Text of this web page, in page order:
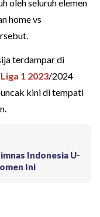
oleh seluruh elemen
home vs
terdampar di
Liga 1 2023/2024
kini di tempati
Indonesia U-
Ini